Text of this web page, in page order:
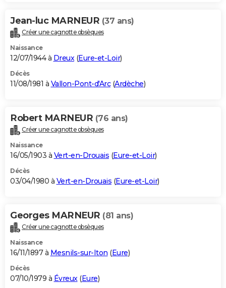
Jean-luc MARNEUR (37 ans)
Créer une cagnotte obsèques
Naissance
12/07/1944 à Dreux(Eure-et-Loir)
Décès
11/08/1981 à Vallon-Pont-d'Arc(Ardèche)
Robert MARNEUR (76 ans)
Créer une cagnotte obsèques
Naissance
16/05/1903 à Vert-en-Drouais (Eure-et-Loir)
Décès
03/04/1980 à Vert-en-Drouais (Eure-et-Loir)
Georges MARNEUR (81 ans)
Créer une cagnotte obsèques
Naissance
16/11/1897 à Mesnils-sur-Iton (Eure)
Décès
07/10/1979 à Évreux(Eure)